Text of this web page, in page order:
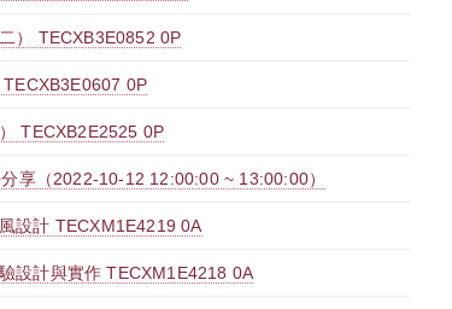
） TECXB3E0852 0P
0P
TECXB2E2525 0P
享（2022-10-12 12:00:00 ~ 13:00:00）
設計 TECXM1E4219 0A
設計與實作 TECXM1E4218 0A